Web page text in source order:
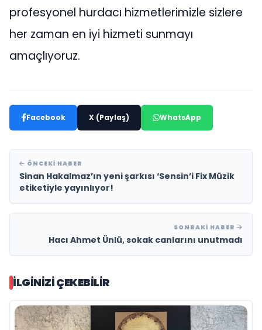
profesyonel hurdacı hizmetlerimizle sizlere
her zaman en iyi hizmeti sunmayı
amaçlıyoruz.
Facebook X (Paylaş) WhatsApp
ÖNCEKI HABER
Sinan Hakalmaz’ın yeni şarkısı ‘Sensin’i Fix Müzik
etiketiyle yayınlıyor!
SONRAKI HABER
Hacı Ahmet Ünlü, sokak canlarını unutmadı
İLGINIZI ÇEKEBILIR